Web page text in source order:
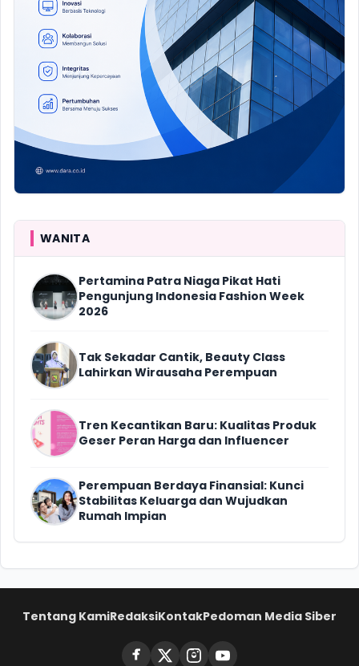
WANITA
Pertamina Patra Niaga Pikat Hati
Pengunjung Indonesia Fashion Week
2026
Tak Sekadar Cantik, Beauty Class
Lahirkan Wirausaha Perempuan
Tren Kecantikan Baru: Kualitas Produk
Geser Peran Harga dan Influencer
Perempuan Berdaya Finansial: Kunci
Stabilitas Keluarga dan Wujudkan
Rumah Impian
Tentang KamiRedaksiKontakPedoman Media Siber